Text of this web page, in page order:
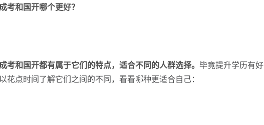
和国开哪个更好？
考和国开都有属于它们的特点，适合不同的人群选择。 毕竟提升学历有好
花点时间了解它们之间的不同，看看哪种更适合自己：